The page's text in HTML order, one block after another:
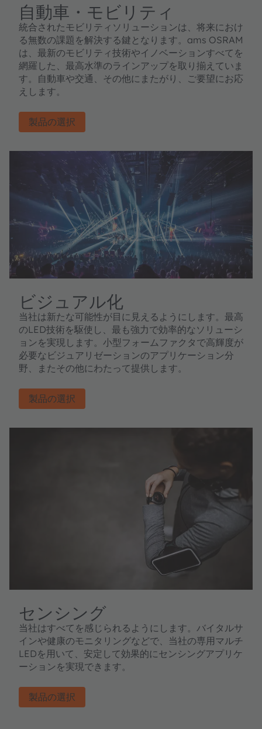
自動車・モビリティ
統合されたモビリティソリューションは、将来におけ
る無数の課題を解決する鍵となります。ams OSRAM
は、最新のモビリティ技術やイノベーションすべてを
網羅した、最高水準のラインアップを取り揃えていま
す。自動車や交通、その他にまたがり、ご要望にお応
えします。
製品の選択
ビジュアル化
当社は新たな可能性が目に見えるようにします。最高
のLED技術を駆使し、最も強力で効率的なソリューシ
ョンを実現します。小型フォームファクタで高輝度が
必要なビジュアリゼーションのアプリケーション分
野、またその他にわたって提供します。
製品の選択
センシング
当社はすべてを感じられるようにします。バイタルサ
インや健康のモニタリングなどで、当社の専用マルチ
LEDを用いて、安定して効果的にセンシングアプリケ
ーションを実現できます。
製品の選択